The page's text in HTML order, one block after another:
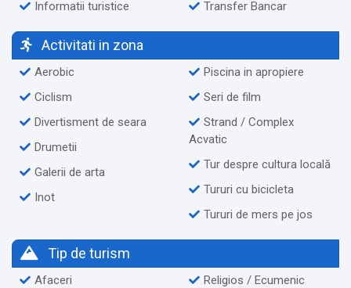
Informatii turistice
Transfer Bancar
Activitati in zona
Aerobic
Ciclism
Divertisment de seara
Drumetii
Galerii de arta
Inot
Piscina in apropiere
Seri de film
Strand / Complex
Acvatic
Tur despre cultura locală
Tururi cu bicicleta
Tururi de mers pe jos
Tip de turism
Afaceri
Religios / Ecumenic